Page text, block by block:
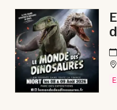
Concerts
Sports
Soirées
Sorties famille
Nice
Paris
Strasbourg
Toulouse